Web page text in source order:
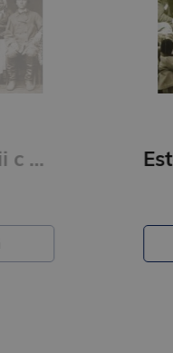
poljota